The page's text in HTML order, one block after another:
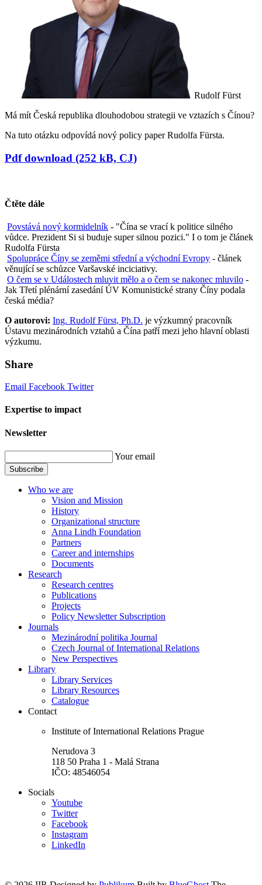
Rudolf Fürst
Má mít Česká republika dlouhodobou strategii ve vztazích s Čínou?
Na tuto otázku odpovídá nový policy paper Rudolfa Fürsta.
Pdf download (252 kB, CJ)
Čtěte dále
Povstává nový kormidelník - "Čína se vrací k politice silného
vůdce. Prezident Si si buduje super silnou pozici." I o tom je článek
Rudolfa Fürsta
Spolupráce Číny se zeměmi střední a východní Evropy - článek
věnující se schůzce Varšavské inciciativy.
O čem se v Událostech mluvit mělo a o čem se nakonec mluvilo -
Jak Třetí plénární zasedání ÚV Komunistické strany Číny podala
česká média?
O autorovi: Ing. Rudolf Fürst, Ph.D. je výzkumný pracovník
Ústavu mezinárodních vztahů a Čína patří mezi jeho hlavní oblasti
výzkumu.
Share
Email Facebook Twitter
Expertise to impact
Newsletter
Your email
Subscribe
Who we are
Vision and Mission
History
Organizational structure
Anna Lindh Foundation
Partners
Career and internships
Documents
Research
Research centres
Publications
Projects
Policy Newsletter Subscription
Journals
Mezinárodní politika Journal
Czech Journal of International Relations
New Perspectives
Library
Library Services
Library Resources
Catalogue
Contact
Institute of International Relations Prague
Nerudova 3
118 50 Praha 1 - Malá Strana
IČO: 48546054
Socials
Youtube
Twitter
Facebook
Instagram
LinkedIn